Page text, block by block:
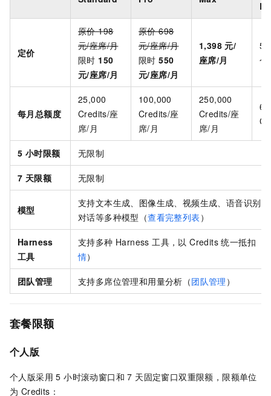
定价
原价 198
元/座席/月
限时 150
元/座席/月
原价 698
元/座席/月
限时550
元/座席/月
1,398 元/
座席/月
个
每月总额度
25,000
Credits/座
席/月
100,000
Credits/座
席/月
250,000
Credits/座
席/月
5 小时限额 无限制
7 天限额 无限制
模型
支持文本生成、图像生成、视频生成、语音识别
对话等多种模型（查看完整列表 ）
Harness
工具
支持多种 Harness 工具，以 Credits 统一抵扣（
情）
团队管理 支持多席位管理和用量分析（团队管理 ）
套餐限额
个人版
个人版采用 5 小时滚动窗口和 7 天固定窗口双重限额，限额单位
为 Credits：